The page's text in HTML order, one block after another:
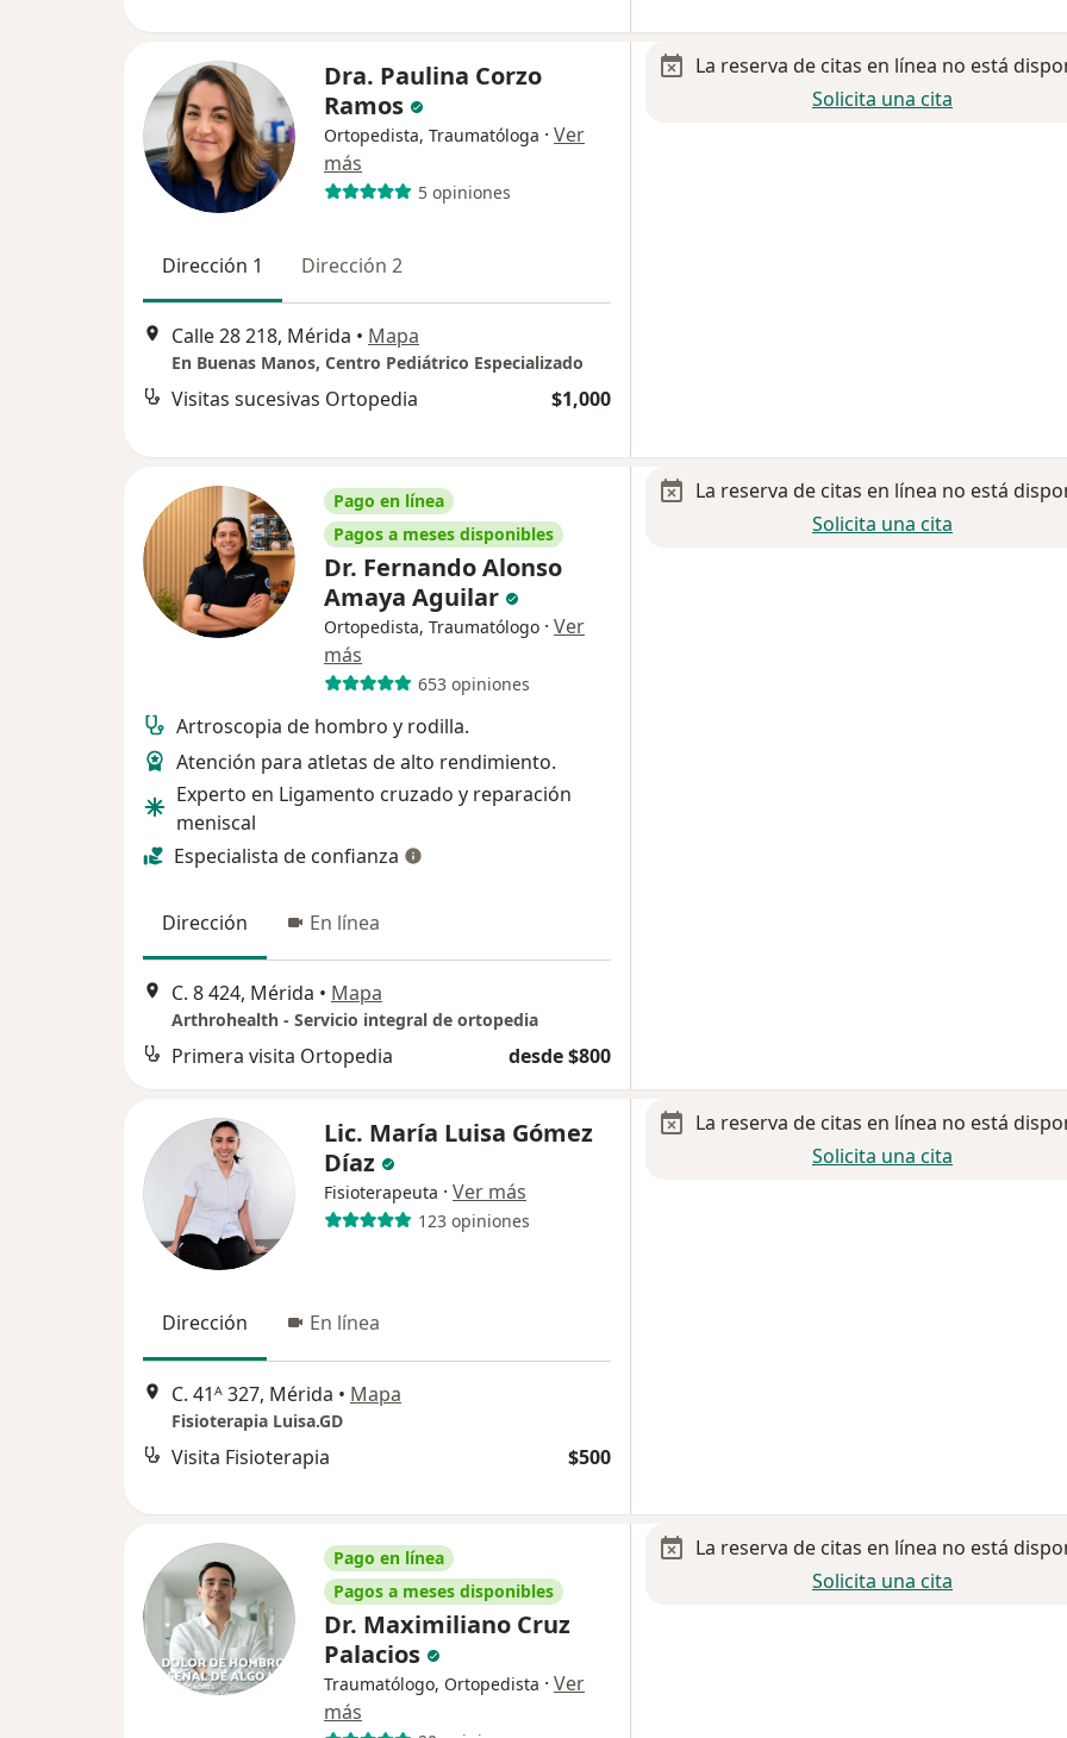
Dra. Paulina Corzo
Ramos
Ortopedista, Traumatóloga · Ver
más
5 opiniones
Dirección 1 Dirección 2
Calle 28 218, Mérida • Mapa
En Buenas Manos, Centro Pediátrico Especializado
Visitas sucesivas Ortopedia $1,000
La reserva de citas en línea no está
Solicita una cita
Pago en línea
Pagos a meses disponibles
Dr. Fernando Alonso
Amaya Aguilar
Ortopedista, Traumatólogo · Ver
más
653 opiniones
Artroscopia de hombro y rodilla.
Atención para atletas de alto rendimiento.
Experto en Ligamento cruzado y reparación
meniscal
Especialista de confianza
Dirección En línea
C. 8 424, Mérida • Mapa
Arthrohealth - Servicio integral de ortopedia
Primera visita Ortopedia desde $800
La reserva de citas en línea no está
Solicita una cita
Lic. María Luisa Gómez
Díaz
Fisioterapeuta · Ver más
123 opiniones
Dirección En línea
C. 41ᴬ 327, Mérida • Mapa
Fisioterapia Luisa.GD
Visita Fisioterapia $500
La reserva de citas en línea no está
Solicita una cita
Pago en línea
Pagos a meses disponibles
Dr. Maximiliano Cruz
Palacios
Traumatólogo, Ortopedista · Ver
más
La reserva de citas en línea no está
Solicita una cita